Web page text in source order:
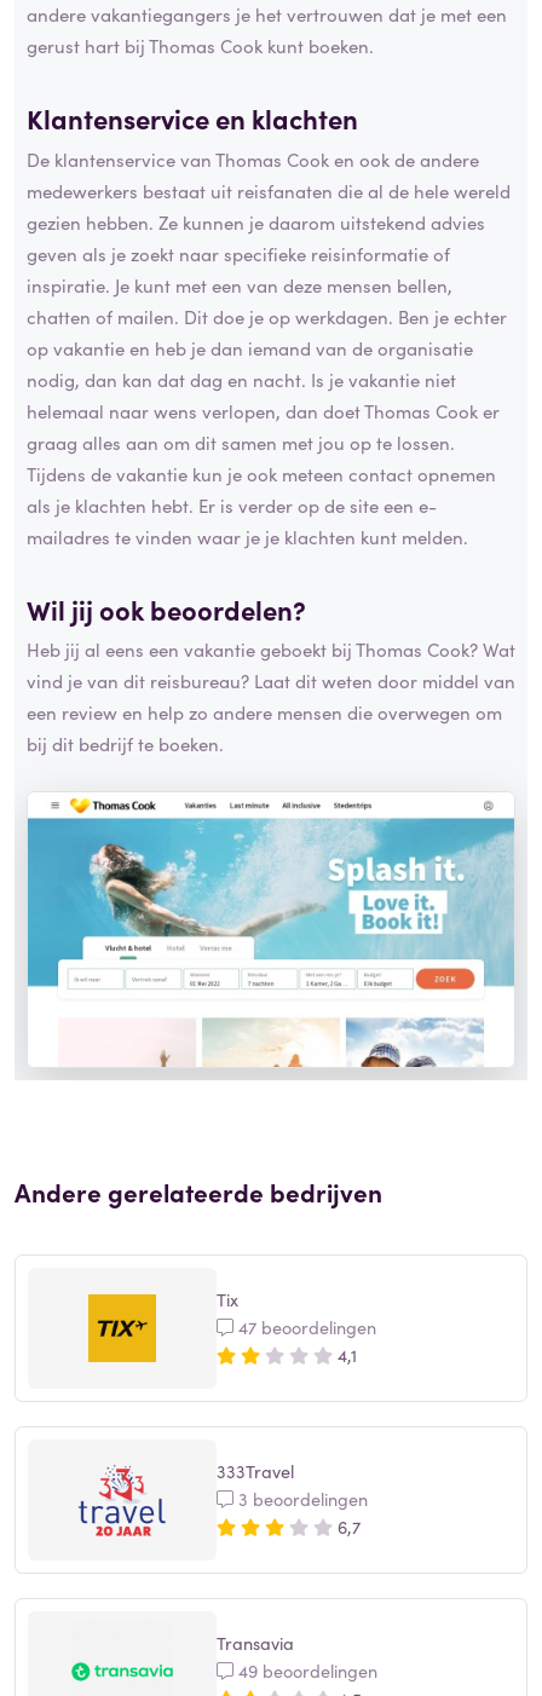
andere vakantiegangers je het vertrouwen dat je met een
gerust hart bij Thomas Cook kunt boeken.
Klantenservice en klachten
De klantenservice van Thomas Cook en ook de andere
medewerkers bestaat uit reisfanaten die al de hele wereld
gezien hebben. Ze kunnen je daarom uitstekend advies
geven als je zoekt naar specifieke reisinformatie of
inspiratie. Je kunt met een van deze mensen bellen,
chatten of mailen. Dit doe je op werkdagen. Ben je echter
op vakantie en heb je dan iemand van de organisatie
nodig, dan kan dat dag en nacht. Is je vakantie niet
helemaal naar wens verlopen, dan doet Thomas Cook er
graag alles aan om dit samen met jou op te lossen.
Tijdens de vakantie kun je ook meteen contact opnemen
als je klachten hebt. Er is verder op de site een e-
mailadres te vinden waar je je klachten kunt melden.
Wil jij ook beoordelen?
Heb jij al eens een vakantie geboekt bij Thomas Cook? Wat
vind je van dit reisbureau? Laat dit weten door middel van
een review en help zo andere mensen die overwegen om
bij dit bedrijf te boeken.
Andere gerelateerde bedrijven
Tix
47 beoordelingen
4,1
333Travel
3 beoordelingen
6,7
Transavia
49 beoordelingen